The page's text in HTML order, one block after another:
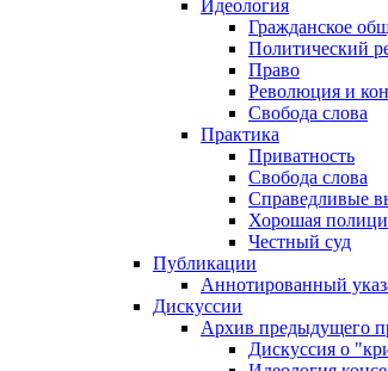
Идеология
Гражданское
Политический
Право
Революция и
Свобода слова
Практика
Приватность
Свобода слова
Справедливые
Хорошая
Честный суд
Публикации
Аннотированный
Дискуссии
Архив предыдущего
Дискуссия о